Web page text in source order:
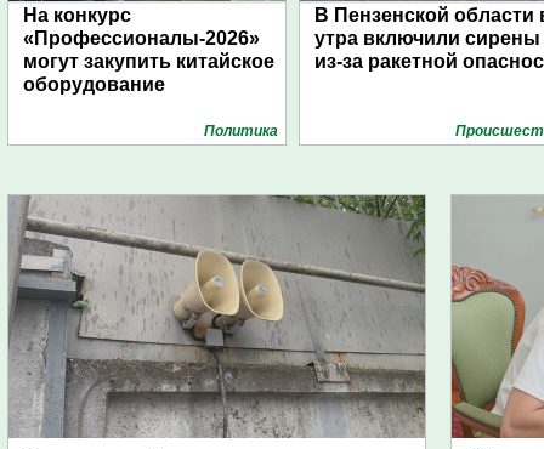
На конкурс
«Профессионалы-2026»
могут закупить китайское
оборудование
Политика
В Пензенской области
утра включили сирены
из-за ракетной